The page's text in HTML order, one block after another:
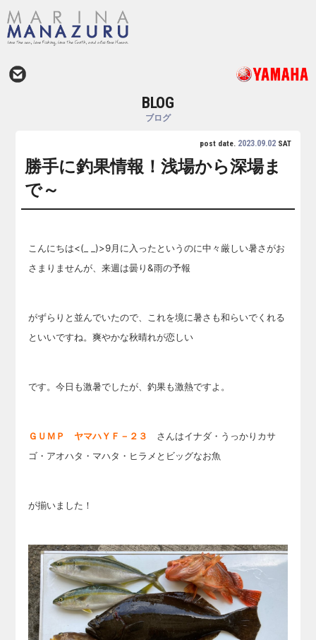
BLOG
ブログ
post date. 2023.09.02SAT
勝手に釣果情報！浅場から深場ま
で～
こんにちは<(_ _)>9月に入ったというのに中々厳しい暑さがお
さまりませんが、来週は曇り&雨の予報
がずらりと並んでいたので、これを境に暑さも和らいでくれる
といいですね。爽やかな秋晴れが恋しい
です。今日も激暑でしたが、釣果も激熱ですよ。
ＧＵＭＰ ヤマハＹＦ－２３
さんはイナダ・うっかりカサ
ゴ・アオハタ・マハタ・ヒラメとビッグなお魚
が揃いました！